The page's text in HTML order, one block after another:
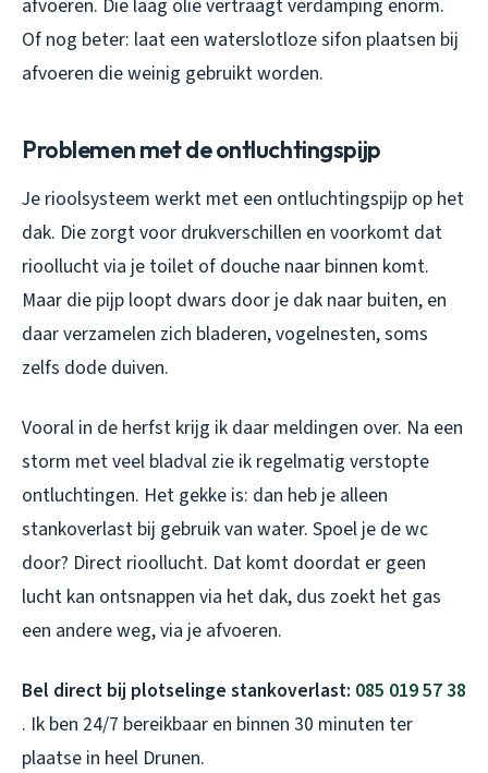
afvoeren. Die laag olie vertraagt verdamping enorm.
Of nog beter: laat een waterslotloze sifon plaatsen bij
afvoeren die weinig gebruikt worden.
Problemen met de ontluchtingspijp
Je rioolsysteem werkt met een ontluchtingspijp op het
dak. Die zorgt voor drukverschillen en voorkomt dat
rioollucht via je toilet of douche naar binnen komt.
Maar die pijp loopt dwars door je dak naar buiten, en
daar verzamelen zich bladeren, vogelnesten, soms
zelfs dode duiven.
Vooral in de herfst krijg ik daar meldingen over. Na een
storm met veel bladval zie ik regelmatig verstopte
ontluchtingen. Het gekke is: dan heb je alleen
stankoverlast bij gebruik van water. Spoel je de wc
door? Direct rioollucht. Dat komt doordat er geen
lucht kan ontsnappen via het dak, dus zoekt het gas
een andere weg, via je afvoeren.
Bel direct bij plotselinge stankoverlast: 085 019 57 38
. Ik ben 24/7 bereikbaar en binnen 30 minuten ter
plaatse in heel Drunen.